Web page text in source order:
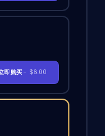
即购买- $6.00